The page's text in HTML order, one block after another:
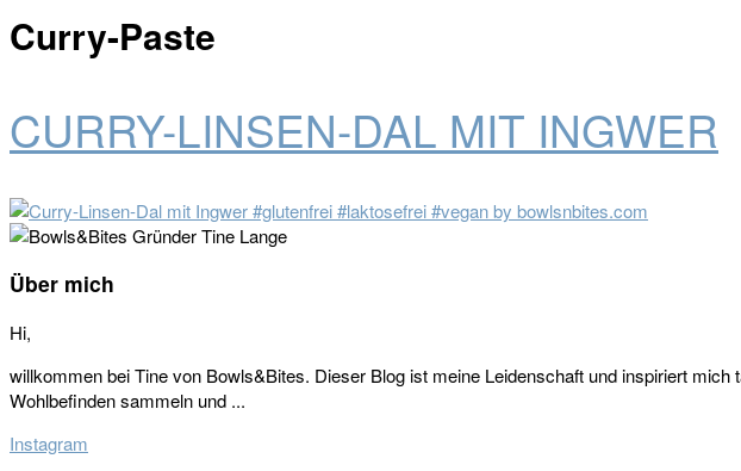
Curry-Paste
CURRY-LINSEN-DAL MIT INGWER
Seitenspalte
Über mich
Hi,
willkommen bei Tine von Bowls&Bites. Dieser Blog ist meine Leidenschaft und inspiriert
Wohlbefinden sammeln und ...
Instagram